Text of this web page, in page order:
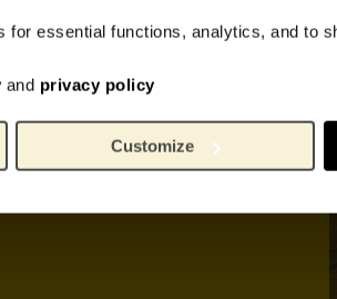
for essential functions, analytics, and to
and privacy policy
Customize